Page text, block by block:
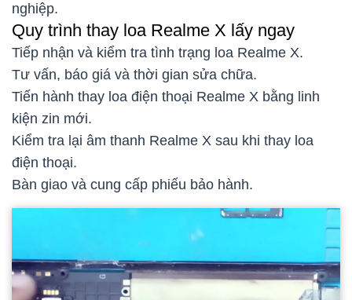
nghiệp.
Quy trình thay loa Realme X lấy ngay
Tiếp nhận và kiểm tra tình trạng loa Realme X.
Tư vấn, báo giá và thời gian sửa chữa.
Tiến hành thay loa điện thoại Realme X bằng linh
kiện zin mới.
Kiểm tra lại âm thanh Realme X sau khi thay loa
điện thoại.
Bàn giao và cung cấp phiếu bảo hành.